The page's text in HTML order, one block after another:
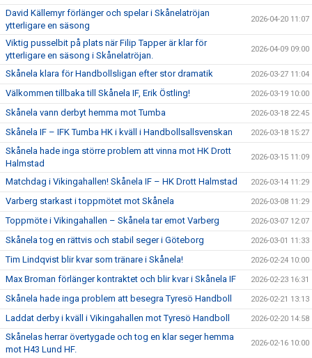
David Källemyr förlänger och spelar i Skånelatröjan
ytterligare en säsong
2026-04-20 11:07
Viktig pusselbit på plats när Filip Tapper är klar för
ytterligare en säsong i Skånelatröjan.
2026-04-09 09:00
Skånela klara för Handbollsligan efter stor dramatik 2026-03-27 11:04
Välkommen tillbaka till Skånela IF, Erik Östling! 2026-03-19 10:00
Skånela vann derbyt hemma mot Tumba 2026-03-18 22:45
Skånela IF – IFK Tumba HK i kväll i Handbollsallsvenskan 2026-03-18 15:27
Skånela hade inga större problem att vinna mot HK Drott
Halmstad
2026-03-15 11:09
Matchdag i Vikingahallen! Skånela IF – HK Drott Halmstad 2026-03-14 11:29
Varberg starkast i toppmötet mot Skånela 2026-03-08 11:29
Toppmöte i Vikingahallen – Skånela tar emot Varberg 2026-03-07 12:07
Skånela tog en rättvis och stabil seger i Göteborg 2026-03-01 11:33
Tim Lindqvist blir kvar som tränare i Skånela! 2026-02-24 10:00
Max Broman förlänger kontraktet och blir kvar i Skånela IF 2026-02-23 16:31
Skånela hade inga problem att besegra Tyresö Handboll 2026-02-21 13:13
Laddat derby i kväll i Vikingahallen mot Tyresö Handboll 2026-02-20 14:58
Skånelas herrar övertygade och tog en klar seger hemma
mot H43 Lund HF.
2026-02-16 10:00